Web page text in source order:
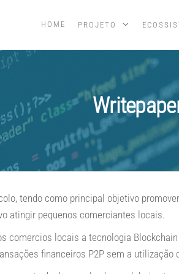
HOME PROJETO
tendo como principal objetivo
atingir pequenos comerciantes locais.
comercios locais a tecnologia
financeiros P2P sem a utilização